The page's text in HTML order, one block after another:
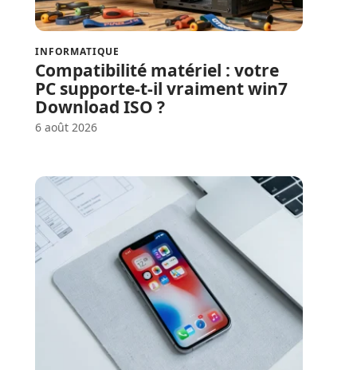
INFORMATIQUE
Compatibilité matériel : votre
PC supporte-t-il vraiment win7
Download ISO ?
6 août 2026